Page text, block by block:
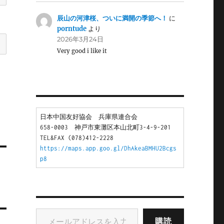
辰山の河津桜、ついに満開の季節へ！ に
porntude より
2026年3月24日
Very good i like it
日本中国友好協会　兵庫県連合会
658-0003　神戸市東灘区本山北町3-4-9-201
TEL&FAX (078)412-2228
https://maps.app.goo.gl/DhAkeaBMHU2Bcgs
p8
メールアドレスを入力...
購読